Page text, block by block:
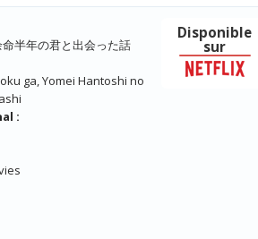
Disponible
sur
半年の君と出会った話
ga, Yomei Hantoshi no
: